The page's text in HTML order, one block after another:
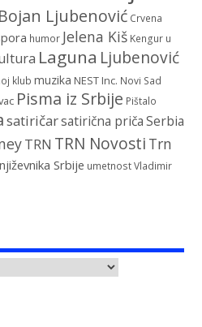
Bojan Ljubenović Crvena
humor Jelena Kiš Kengur u
Laguna Ljubenović
klub muzika NEST Inc. Novi Sad
Pisma iz Srbije Pištalo
satiričarsatirična pričaSerbia
TRN TRN Novosti Trn
Srbije umetnostVladimir